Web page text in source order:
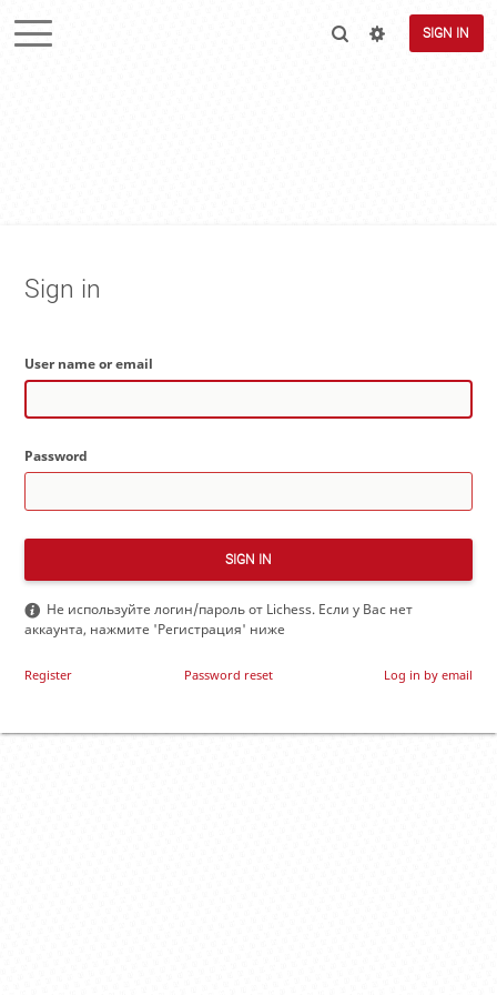
SIGN IN
Sign in
User name or email
Password
SIGN IN
Не используйте логин/пароль от Lichess. Если у Вас нет
аккаунта, нажмите 'Регистрация' ниже
Register Password reset Log in by email